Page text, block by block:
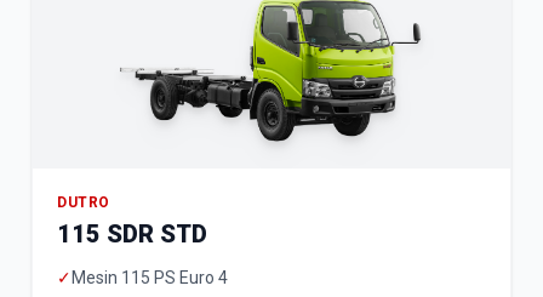
DUTRO
115 SDR STD
✓ Mesin 115 PS Euro 4